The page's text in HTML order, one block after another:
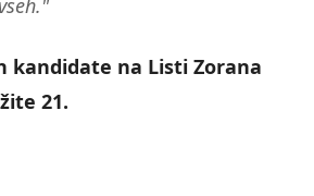
kandidate na Listi Zorana
21.